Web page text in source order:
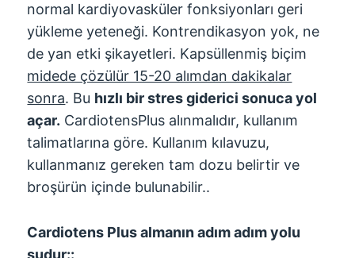
normal kardiyovasküler fonksiyonları geri
yükleme yeteneği. Kontrendikasyon yok, ne
de yan etki şikayetleri. Kapsüllenmiş biçim
midede çözülür 15-20 alımdan dakikalar
sonra. Bu hızlı bir stres giderici sonuca yol
açar. CardiotensPlus alınmalıdır, kullanım
talimatlarına göre. Kullanım kılavuzu,
kullanmanız gereken tam dozu belirtir ve
broşürün içinde bulunabilir..
Cardiotens Plus almanın adım adım yolu
şudur::